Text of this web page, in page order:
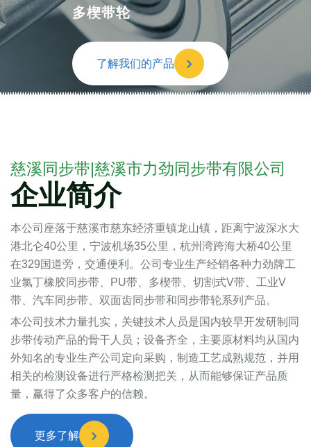
橡胶开口带
了解我们的产品
慈溪同步带|慈溪市力劲同步带有限公司
企业简介
本公司座落于慈溪市慈东经济重镇龙山镇，距离宁波深水大
港北仑40公里，宁波机场35公里，杭州湾跨海大桥40公里
在329国道旁，交通便利。公司专业生产经销各种力劲牌工
业氯丁橡胶同步带、PU带、多楔带、切割式V带、工业V
带、汽车同步带、双面齿同步带和同步带轮系列产品。
本公司技术力量扎实，关键技术人员是国内较早开发研制同
步带传动产品的骨干人员；设备齐全，主要原材料均从国内
外知名的专业生产公司定向采购，制造工艺成熟规范，并用
相关的检测设备进行严格检测把关，从而能够保证产品质
量，赢得了众多客户的信赖。
更多了解